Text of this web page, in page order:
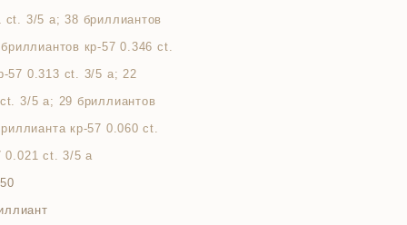
ct. 3/5 а; 38 бриллиантов
кр-57 0.346 ct.
57 0.313 ct. 3/5 а; 22
3/5 а; 29 бриллиантов
кр-57 0.060 ct.
0.021 ct. 3/5 а